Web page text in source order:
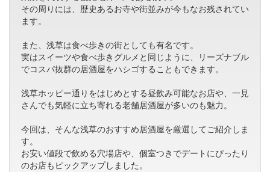
その周りには、歴史あるお寺や街並みが今もなお残されてい
ます。
また、浅草は食べ歩きの街としても有名です。
実はスイーツや食べ歩きグルメと同じように、リーズナブル
でコスパ抜群の居酒屋をハシゴすることもできます。
浅草ホッピー通りをはじめとする昼飲み可能なお店や、一見
さんでも気軽に立ち寄れる老舗居酒屋が多いのも魅力。
今回は、そんな浅草のおすすめ居酒屋を厳選してご紹介しま
す。
お安い値段で飲める穴場店や、個室つきでデートにぴったり
のお店もピックアップしました。